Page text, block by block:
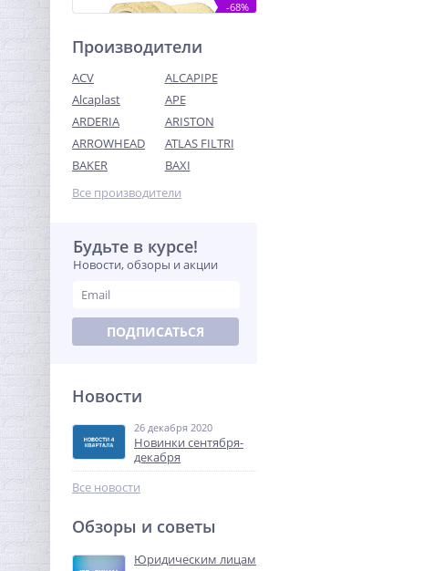
-68%
Муфта редукция 1"1/4 x 1"
(ВР) латунь UNI-FITT
458,24
Тройник резьбовой (ВР) 1"
латунь UNI-FITT
573,44
Производители
ACV
ALCAPIPE
Alcaplast
APE
ARDERIA
ARISTON
ARROWHEAD
ATLAS FILTRI
BAKER
BAXI
Все производители
Будьте в курсе!
Новости, обзоры и акции
ПОДПИСАТЬСЯ
Новости
26 декабря 2020
Новинки сентября-
декабря
Все новости
Обзоры и советы
Юридическим лицам